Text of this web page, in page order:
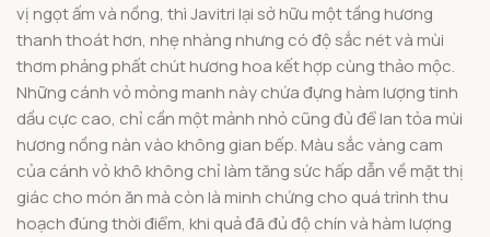
vị ngọt ấm và nồng, thì Javitri lại sở hữu một tầng hương
thanh thoát hơn, nhẹ nhàng nhưng có độ sắc nét và mùi
thơm phảng phất chút hương hoa kết hợp cùng thảo mộc.
Những cánh vỏ mỏng manh này chứa đựng hàm lượng tinh
dầu cực cao, chỉ cần một mảnh nhỏ cũng đủ để lan tỏa mùi
hương nồng nàn vào không gian bếp. Màu sắc vàng cam
của cánh vỏ khô không chỉ làm tăng sức hấp dẫn về mặt thị
giác cho món ăn mà còn là minh chứng cho quá trình thu
hoạch đúng thời điểm, khi quả đã đủ độ chín và hàm lượng